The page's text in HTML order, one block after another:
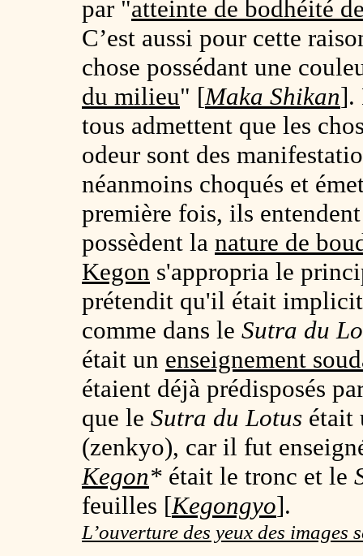
par "atteinte de bodhéité
C’est aussi pour cette
chose possédant une
du milieu" [Maka Shikan].
tous admettent que les
odeur sont des
néanmoins choqués et
première fois, ils
possèdent la nature de
Kegon s'appropria le
prétendit qu'il était
comme dans le Sutra du
était un enseignement
étaient déjà prédisposés
que le Sutra du Lotus était
(zenkyo), car il fut
Kegon* était le tronc et le
feuilles [Kegongyo].
L’ouverture des yeux des images